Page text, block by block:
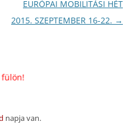
EURÓPAI MOBILITÁSI HÉT
2015. SZEPTEMBER 16-22. →
napja van.